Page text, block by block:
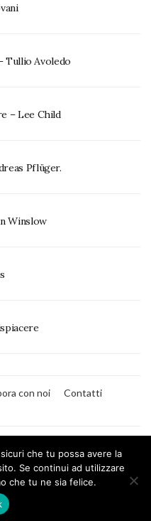
Tullio Avoledo
– Lee Child
Pflüger.
Winslow
con noi
Contatti
che tu possa avere la
Se continui ad utilizzare
che tu ne sia felice.